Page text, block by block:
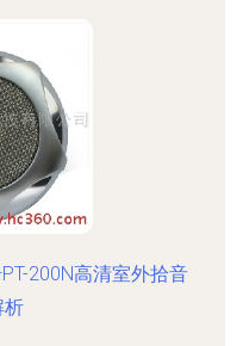
200N高清室外拾音
析